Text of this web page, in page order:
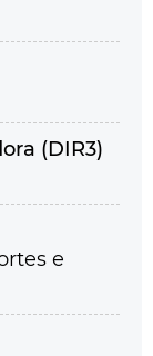
(DIR3)
e